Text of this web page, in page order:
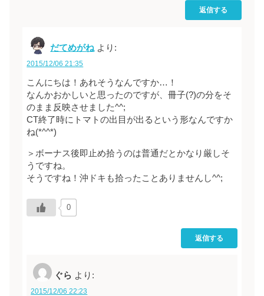
返信する
だてめがね より:
2015/12/06 21:35
こんにちは！あれそうなんですか…！
なんかおかしいと思ったのですが、冊子(?)の分をそ
のまま反映させました^^;
CT終了時にトマトの出目が出るという形なんですか
ね(*^^*)
＞ボーナス後即止め拾うのは普通だとかなり厳しそ
うですね。
そうですね！沖ドキも拾ったことありませんし^^;
0
返信する
ぐら より:
2015/12/06 22:23